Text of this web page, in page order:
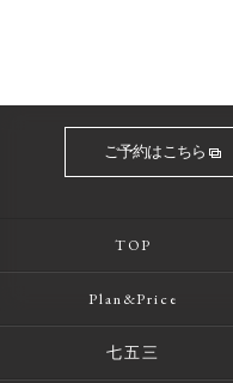
ご予約はこちら
TOP
Plan&Price
七五三